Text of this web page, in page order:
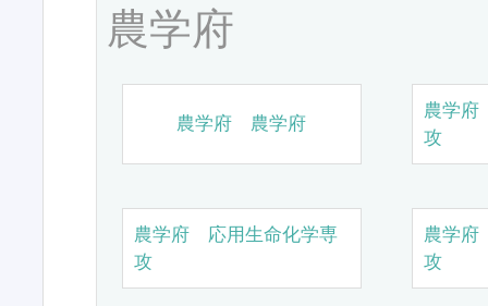
農学府
農学府 農学府
農学
攻
農学府 応用生命化学専
攻
農学
攻